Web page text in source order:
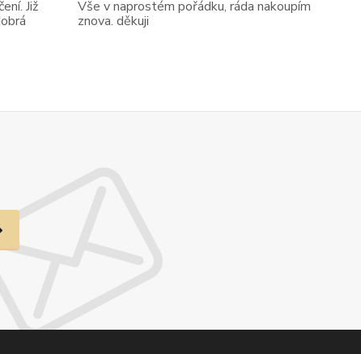
Již
Vše v naprostém pořádku, ráda nakoupím
znova. děkuji